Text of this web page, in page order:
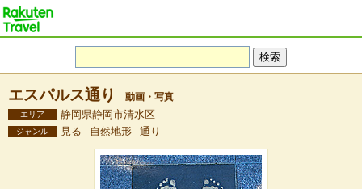
エスパルス通り 動画・写真
エリア 静岡県静岡市清水区
ジャンル 見る - 自然地形 - 通り